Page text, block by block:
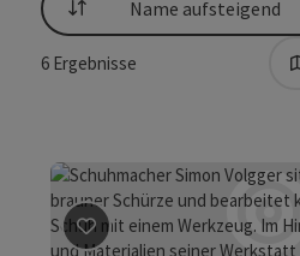
Sortierung
6 Ergebnisse
Beitrag merken: Der